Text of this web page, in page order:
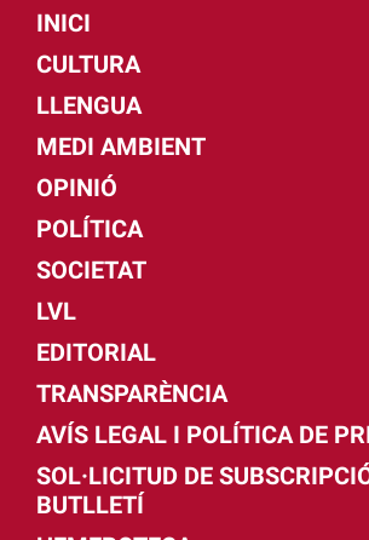
INICI
CULTURA
LLENGUA
MEDI AMBIENT
OPINIÓ
POLÍTICA
SOCIETAT
LVL
EDITORIAL
TRANSPARÈNCIA
AVÍS LEGAL I POLÍTICA DE
SOL·LICITUD DE
BUTLLETÍ